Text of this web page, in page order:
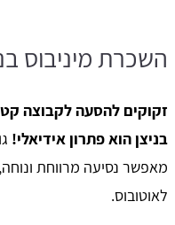
השכרת מיניבוס
זקוקים להסעה לקבוצה
בניצן הוא פתרון אידיאלי!
מאפשר נסיעה מרווחת
לאוטובוס.